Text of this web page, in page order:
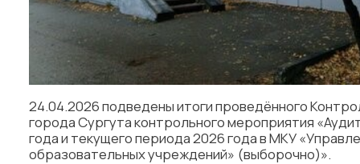
24.04.2026 подведены итоги проведённого
города Сургута контрольного мероприятия
года и текущего периода 2026 года в МКУ
образовательных учреждений» (выборочно)».